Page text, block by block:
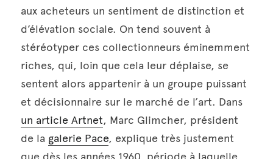
aux acheteurs un sentiment de distinction et
d’élévation sociale. On tend souvent à
stéréotyper ces collectionneurs éminemment
riches, qui, loin que cela leur déplaise, se
sentent alors appartenir à un groupe puissant
un article Artnet, Marc Glimcher, président
de la galerie Pace, explique très justement